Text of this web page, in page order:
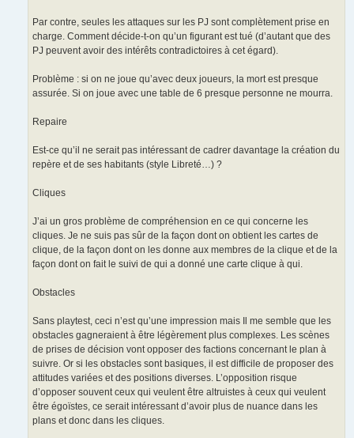
Par contre, seules les attaques sur les PJ sont complètement prise en
charge. Comment décide-t-on qu’un figurant est tué (d’autant que des
PJ peuvent avoir des intérêts contradictoires à cet égard).
Problème : si on ne joue qu’avec deux joueurs, la mort est presque
assurée. Si on joue avec une table de 6 presque personne ne mourra.
Repaire
Est-ce qu’il ne serait pas intéressant de cadrer davantage la création du
repère et de ses habitants (style Libreté…) ?
Cliques
J’ai un gros problème de compréhension en ce qui concerne les
cliques. Je ne suis pas sûr de la façon dont on obtient les cartes de
clique, de la façon dont on les donne aux membres de la clique et de la
façon dont on fait le suivi de qui a donné une carte clique à qui.
Obstacles
Sans playtest, ceci n’est qu’une impression mais Il me semble que les
obstacles gagneraient à être légèrement plus complexes. Les scènes
de prises de décision vont opposer des factions concernant le plan à
suivre. Or si les obstacles sont basiques, il est difficile de proposer des
attitudes variées et des positions diverses. L’opposition risque
d’opposer souvent ceux qui veulent être altruistes à ceux qui veulent
être égoïstes, ce serait intéressant d’avoir plus de nuance dans les
plans et donc dans les cliques.